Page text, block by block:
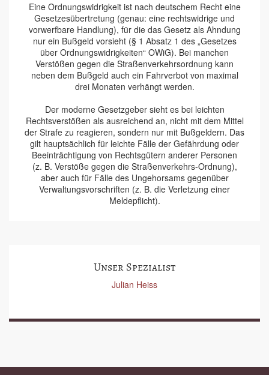
Eine Ordnungswidrigkeit ist nach deutschem Recht eine
Gesetzesübertretung (genau: eine rechtswidrige und
vorwerfbare Handlung), für die das Gesetz als Ahndung
nur ein Bußgeld vorsieht (§ 1 Absatz 1 des „Gesetzes
über Ordnungswidrigkeiten“ OWiG). Bei manchen
Verstößen gegen die Straßenverkehrsordnung kann
neben dem Bußgeld auch ein Fahrverbot von maximal
drei Monaten verhängt werden.
Der moderne Gesetzgeber sieht es bei leichten
Rechtsverstößen als ausreichend an, nicht mit dem Mittel
der Strafe zu reagieren, sondern nur mit Bußgeldern. Das
gilt hauptsächlich für leichte Fälle der Gefährdung oder
Beeinträchtigung von Rechtsgütern anderer Personen
(z. B. Verstöße gegen die Straßenverkehrs-Ordnung),
aber auch für Fälle des Ungehorsams gegenüber
Verwaltungsvorschriften (z. B. die Verletzung einer
Meldepflicht).
Unser Spezialist
Julian Heiss